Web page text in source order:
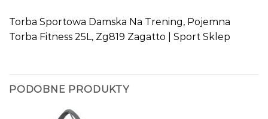
Torba Sportowa Damska Na Trening, Pojemna
Torba Fitness 25L, Zg819 Zagatto | Sport Sklep
PODOBNE PRODUKTY